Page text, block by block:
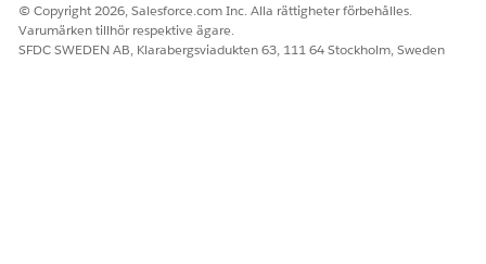
© Copyright 2026, Salesforce.com Inc. Alla rättigheter förbehålles.
Varumärken tillhör respektive ägare.
SFDC SWEDEN AB, Klarabergsviadukten 63, 111 64 Stockholm, Sweden